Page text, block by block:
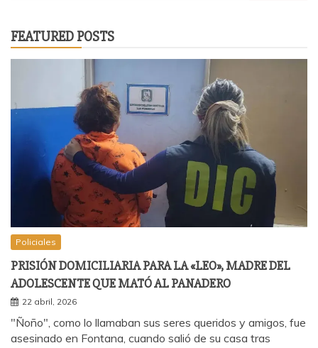
FEATURED POSTS
Policiales
PRISIÓN DOMICILIARIA PARA LA «LEO», MADRE DEL
ADOLESCENTE QUE MATÓ AL PANADERO
22 abril, 2026
"Ñoño", como lo llamaban sus seres queridos y amigos, fue
asesinado en Fontana, cuando salió de su casa tras